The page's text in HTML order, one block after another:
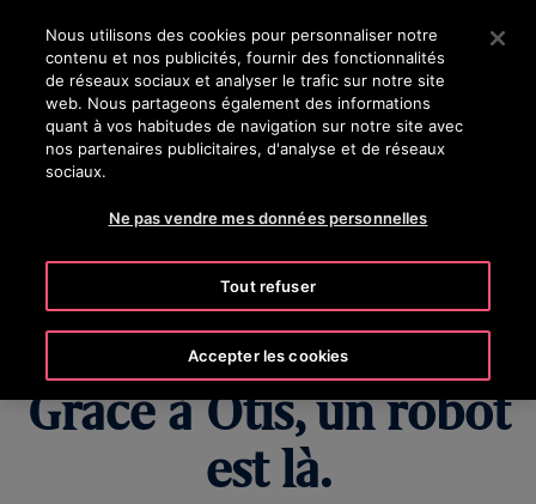
Appuyez sur Entrée pour passer au contenu principal
RECHERCHER
Besoin d'une livraison
tardive dans votre
chambre d'hôtel ?
Grâce à Otis, un robot
est là.
Nous utilisons des cookies pour personnaliser notre
contenu et nos publicités, fournir des fonctionnalités
de réseaux sociaux et analyser le trafic sur notre site
web. Nous partageons également des informations
quant à vos habitudes de navigation sur notre site avec
nos partenaires publicitaires, d'analyse et de réseaux
sociaux.
Ne pas vendre mes données personnelles
Tout refuser
Accepter les cookies